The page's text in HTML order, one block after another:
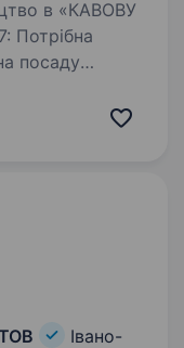
Потрібна
посаду
Івано-